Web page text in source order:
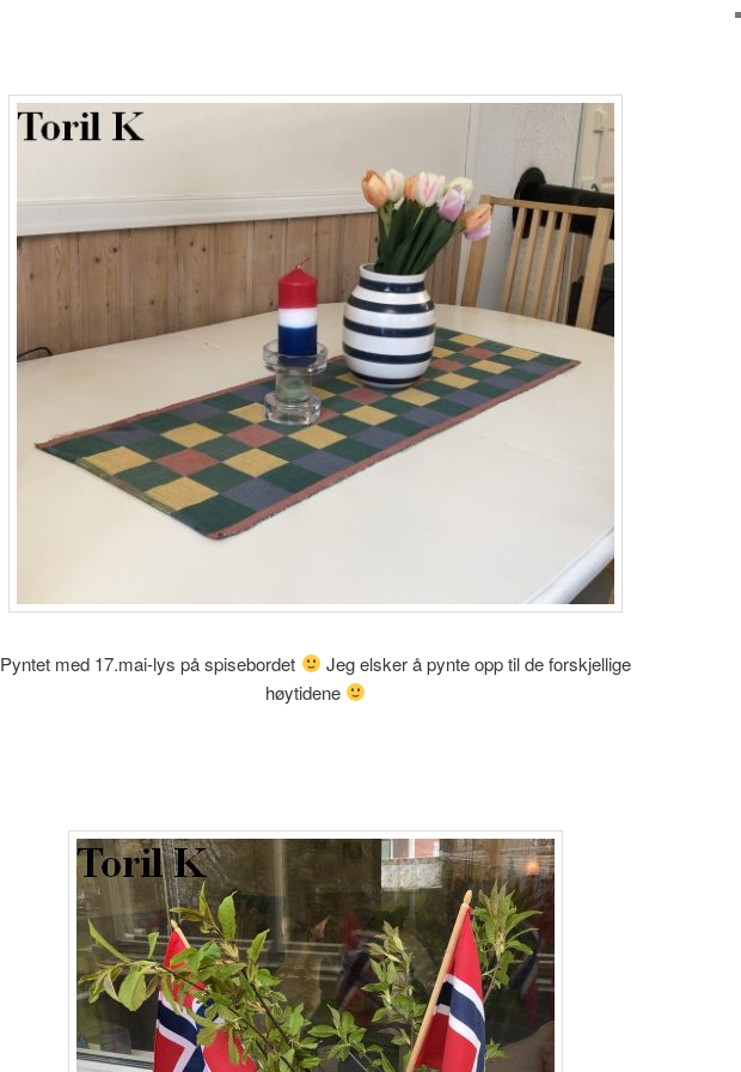
Pyntet med 17.mai-lys på spisebordet
Jeg elsker å pynte opp til de forskjellige
høytidene